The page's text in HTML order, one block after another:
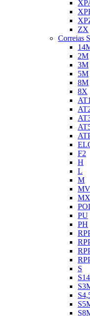
ZX
Correias
2M
3M
5M
8M
8X
F2
H
L
M
PU
PH
S